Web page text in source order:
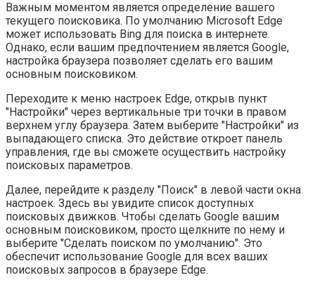
Важным моментом является определение вашего
текущего поисковика. По умолчанию Microsoft Edge
может использовать Bing для поиска в интернете.
Однако, если вашим предпочтением является Google,
настройка браузера позволяет сделать его вашим
основным поисковиком.
Переходите к меню настроек Edge, открыв пункт
"Настройки" через вертикальные три точки в правом
верхнем углу браузера. Затем выберите "Настройки" из
выпадающего списка. Это действие откроет панель
управления, где вы сможете осуществить настройку
поисковых параметров.
Далее, перейдите к разделу "Поиск" в левой части окна
настроек. Здесь вы увидите список доступных
поисковых движков. Чтобы сделать Google вашим
основным поисковиком, просто щелкните по нему и
выберите "Сделать поиском по умолчанию". Это
обеспечит использование Google для всех ваших
поисковых запросов в браузере Edge.